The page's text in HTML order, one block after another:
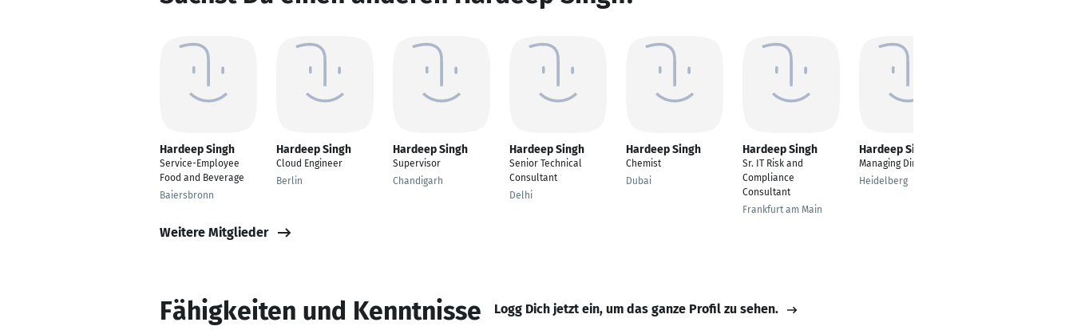
Hardeep Singh
Service-Employee
Food and Beverage
Baiersbronn
Hardeep Singh
Cloud Engineer
Berlin
Hardeep Singh
Supervisor
Chandigarh
Hardeep Singh
Senior Technical
Consultant
Delhi
Hardeep Singh
Chemist
Dubai
Hardeep Singh
Sr. IT Risk and
Compliance
Consultant
Frankfurt am Main
Hardeep Singh
Managing Director
Heidelberg
Weitere Mitglieder
Fähigkeiten und Kenntnisse Logg Dich jetzt ein, um das ganze Profil zu sehen.